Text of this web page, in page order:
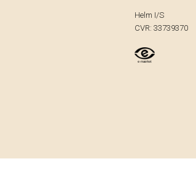
Helm I/S
CVR: 33739370